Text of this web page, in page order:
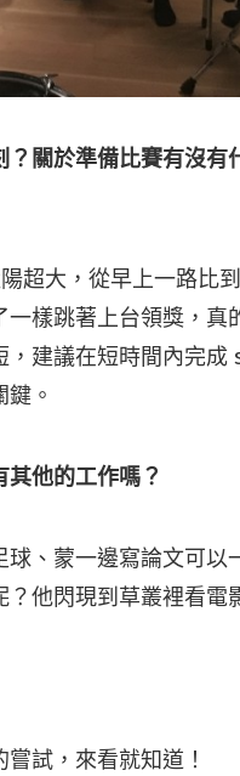
關於準備比賽有沒有
超大，從早上一路比
樣跳著上台領獎，真
建議在短時間內完
。
他的工作嗎？
、蒙一邊寫論文可以
他閃現到草叢裡看電
試，來看就知道！